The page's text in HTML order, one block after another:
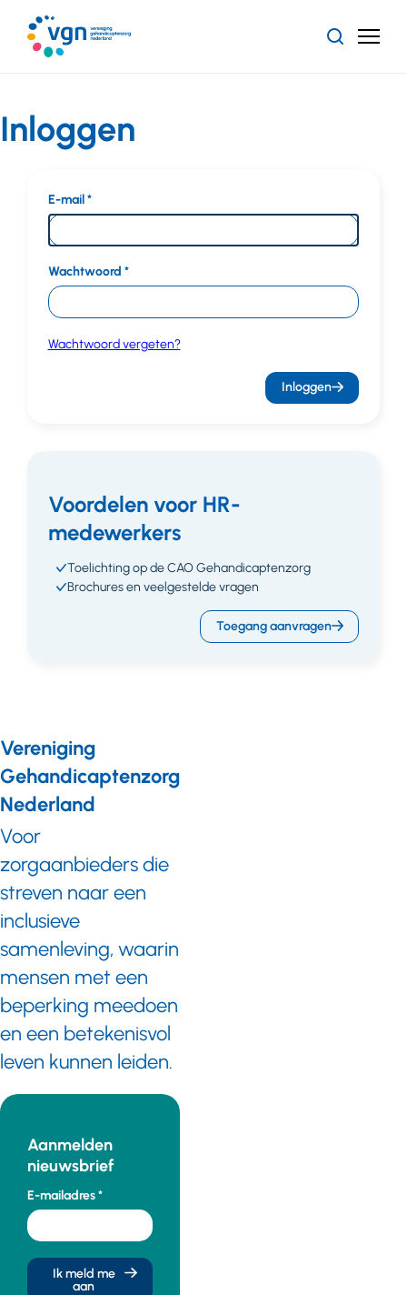
naar
hoofdinhoud
ZoekenMenu
Inloggen
E-mail
Wachtwoord
Wachtwoord vergeten?
Inloggen
Voordelen voor HR-
medewerkers
Toelichting op de CAO Gehandicaptenzorg
Brochures en veelgestelde vragen
Toegang aanvragen
Vereniging
Gehandicaptenzorg
Nederland
Voor
zorgaanbieders die
streven naar een
inclusieve
samenleving, waarin
mensen met een
beperking meedoen
en een betekenisvol
leven kunnen leiden.
Aanmelden
nieuwsbrief
E-mailadres
Ik meld me
aan